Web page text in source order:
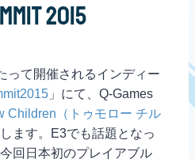
2015
って開催されるインディー
」にて、Q-Games
Children（トゥモロー チル
ます。E3でも話題となっ
回日本初のプレイアブル